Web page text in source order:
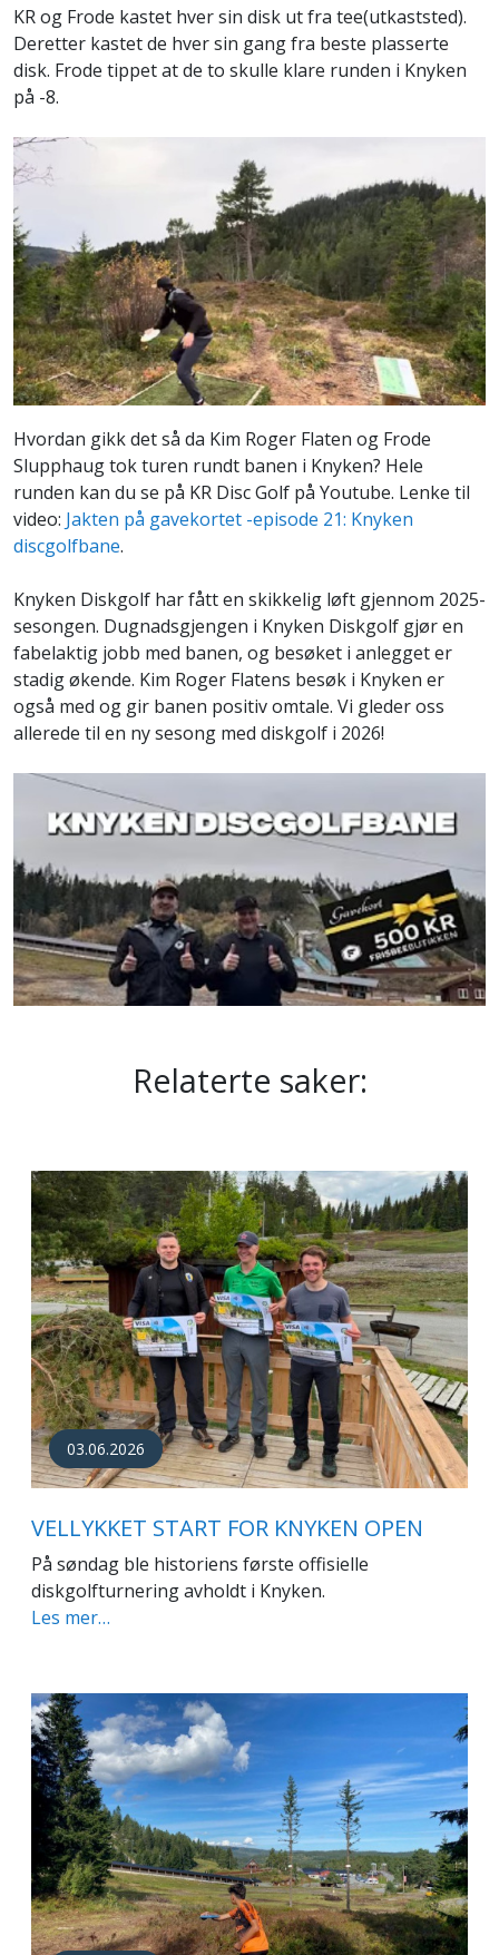
KR og Frode kastet hver sin disk ut fra tee(utkaststed).
Deretter kastet de hver sin gang fra beste plasserte
disk. Frode tippet at de to skulle klare runden i Knyken
på -8.
Hvordan gikk det så da Kim Roger Flaten og Frode
Slupphaug tok turen rundt banen i Knyken? Hele
runden kan du se på KR Disc Golf på Youtube. Lenke til
video: Jakten på gavekortet -episode 21: Knyken
discgolfbane.
Knyken Diskgolf har fått en skikkelig løft gjennom 2025-
sesongen. Dugnadsgjengen i Knyken Diskgolf gjør en
fabelaktig jobb med banen, og besøket i anlegget er
stadig økende. Kim Roger Flatens besøk i Knyken er
også med og gir banen positiv omtale. Vi gleder oss
allerede til en ny sesong med diskgolf i 2026!
Relaterte saker:
03.06.2026
VELLYKKET START FOR KNYKEN OPEN
På søndag ble historiens første offisielle
diskgolfturnering avholdt i Knyken.
Les mer…